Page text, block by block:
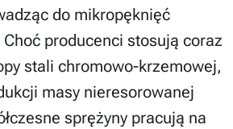
do mikropęknięć
producenci stosują coraz
stali chromowo-krzemowej,
masy nieresorowanej
sprężyny pracują na